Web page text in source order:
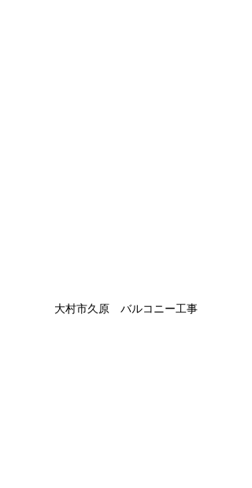
大村市久原　バルコニー工事